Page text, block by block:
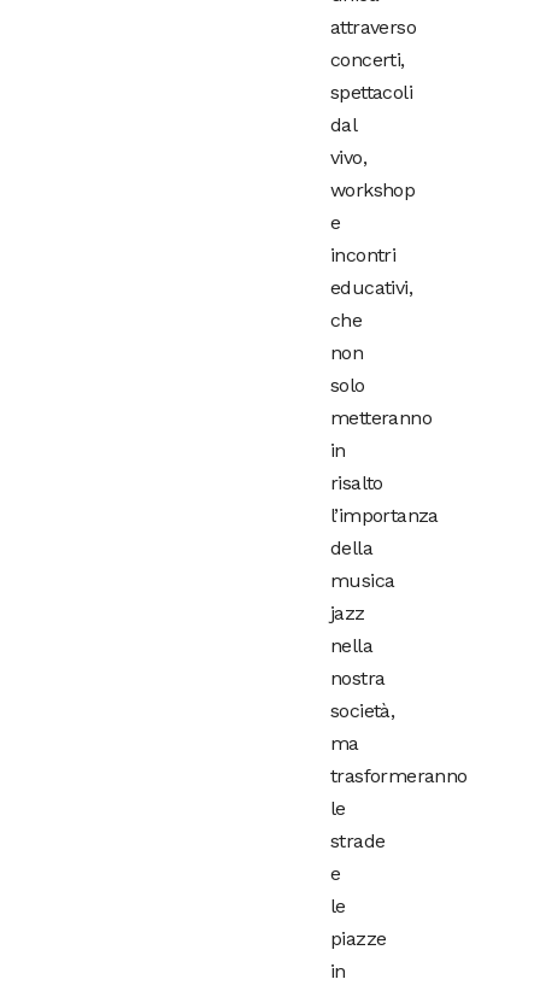
attraverso
concerti,
spettacoli
dal
vivo,
workshop
e
incontri
educativi,
che
non
solo
metteranno
in
risalto
l’importanza
della
musica
jazz
nella
nostra
società,
ma
trasformeranno
le
strade
e
le
piazze
in